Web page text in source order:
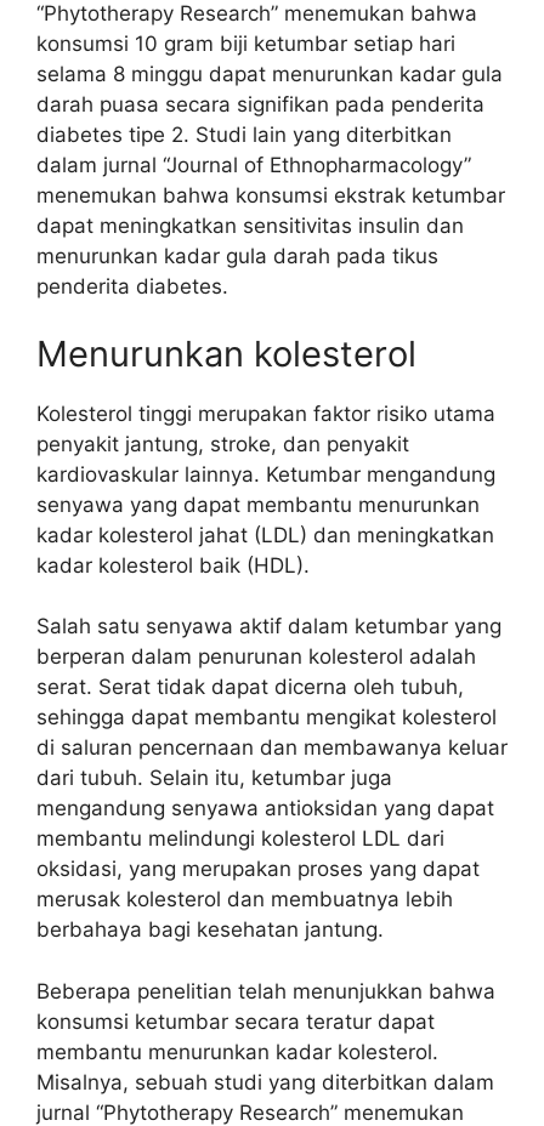
“Phytotherapy Research” menemukan bahwa
konsumsi 10 gram biji ketumbar setiap hari
selama 8 minggu dapat menurunkan kadar gula
darah puasa secara signifikan pada penderita
diabetes tipe 2. Studi lain yang diterbitkan
dalam jurnal “Journal of Ethnopharmacology”
menemukan bahwa konsumsi ekstrak ketumbar
dapat meningkatkan sensitivitas insulin dan
menurunkan kadar gula darah pada tikus
penderita diabetes.
Menurunkan kolesterol
Kolesterol tinggi merupakan faktor risiko utama
penyakit jantung, stroke, dan penyakit
kardiovaskular lainnya. Ketumbar mengandung
senyawa yang dapat membantu menurunkan
kadar kolesterol jahat (LDL) dan meningkatkan
kadar kolesterol baik (HDL).
Salah satu senyawa aktif dalam ketumbar yang
berperan dalam penurunan kolesterol adalah
serat. Serat tidak dapat dicerna oleh tubuh,
sehingga dapat membantu mengikat kolesterol
di saluran pencernaan dan membawanya keluar
dari tubuh. Selain itu, ketumbar juga
mengandung senyawa antioksidan yang dapat
membantu melindungi kolesterol LDL dari
oksidasi, yang merupakan proses yang dapat
merusak kolesterol dan membuatnya lebih
berbahaya bagi kesehatan jantung.
Beberapa penelitian telah menunjukkan bahwa
konsumsi ketumbar secara teratur dapat
membantu menurunkan kadar kolesterol.
Misalnya, sebuah studi yang diterbitkan dalam
jurnal “Phytotherapy Research” menemukan